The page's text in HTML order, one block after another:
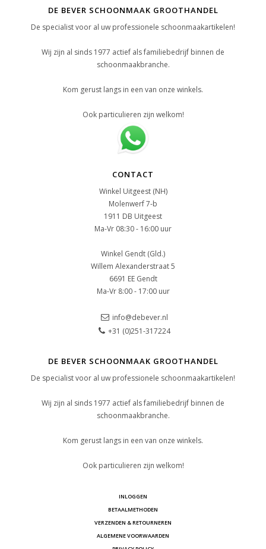
DE BEVER SCHOONMAAK GROOTHANDEL
De specialist voor al uw professionele schoonmaakartikelen!
Wij zijn al sinds 1977 actief als familiebedrijf binnen de
schoonmaakbranche.
Kom gerust langs in een van onze winkels.
Ook particulieren zijn welkom!
CONTACT
Winkel Uitgeest (NH)
Molenwerf 7-b
1911 DB Uitgeest
Ma-Vr 08:30 - 16:00 uur
Winkel Gendt (Gld.)
Willem Alexanderstraat 5
6691 EE Gendt
Ma-Vr 8:00 - 17:00 uur
info@debever.nl
+31 (0)251-317224
DE BEVER SCHOONMAAK GROOTHANDEL
De specialist voor al uw professionele schoonmaakartikelen!
Wij zijn al sinds 1977 actief als familiebedrijf binnen de
schoonmaakbranche.
Kom gerust langs in een van onze winkels.
Ook particulieren zijn welkom!
INLOGGEN
BETAALMETHODEN
VERZENDEN & RETOURNEREN
ALGEMENE VOORWAARDEN